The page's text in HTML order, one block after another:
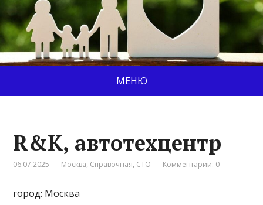
МЕНЮ
R&K, автотехцентр
06.07.2025 Москва, Справочная, СТО Комментарии: 0
город: Москва